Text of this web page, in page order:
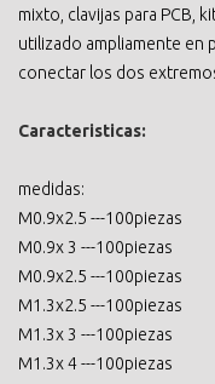
mixto, clavijas para PCB,
utilizado ampliamente en
conectar los dos
Caracteristicas:
medidas:
M0.9x2.5 ---100piezas
M0.9x 3 ---100piezas
M0.9x2.5 ---100piezas
M1.3x2.5 ---100piezas
M1.3x 3 ---100piezas
M1.3x 4 ---100piezas